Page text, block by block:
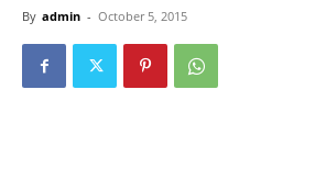
By admin - October 5, 2015